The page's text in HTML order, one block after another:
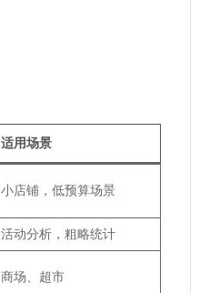
适用场景
小店铺，低预算场景
活动分析，粗略统计
商场、超市